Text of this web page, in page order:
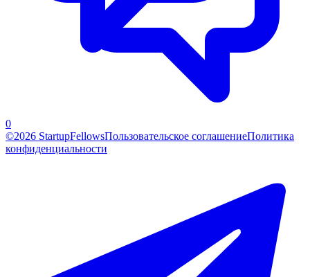
0
©2026 StartupFellowsПользовательское соглашениеПолитика
конфиденциальности